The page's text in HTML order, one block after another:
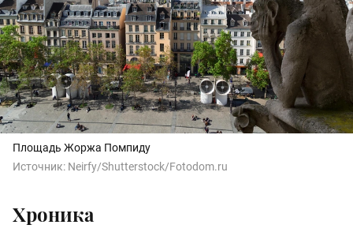
Площадь Жоржа Помпиду
Источник: Neirfy/Shutterstock/Fotodom.ru
Хроника